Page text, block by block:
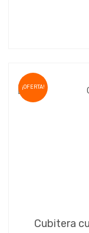
¡OFERTA!
Cubitera